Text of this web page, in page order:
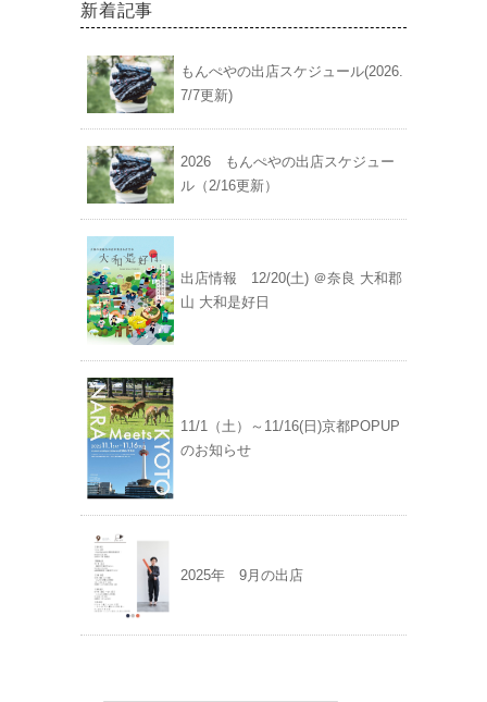
新着記事
もんぺやの出店スケジュール(2026.
7/7更新)
2026 もんぺやの出店スケジュー
ル（2/16更新）
出店情報 12/20(土) ＠奈良 大和郡
山 大和是好日
11/1（土）～11/16(日)京都POPUP
のお知らせ
2025年 9月の出店